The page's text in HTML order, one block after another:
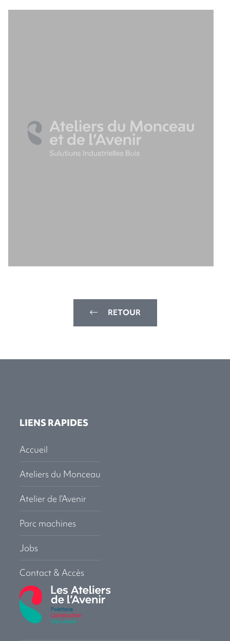
RETOUR
LIENS RAPIDES
Accueil
Ateliers du Monceau
Atelier de l’Avenir
Parc machines
Jobs
Contact & Accès